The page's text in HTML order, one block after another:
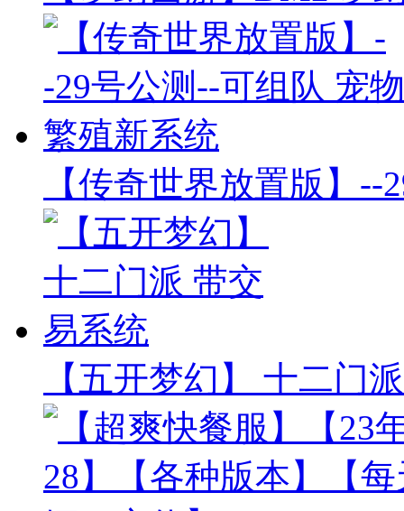
【传奇世界放置版】
【五开梦幻】 十二门